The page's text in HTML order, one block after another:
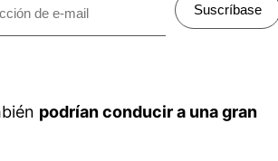
Suscríbase
podrían conducir a una gran